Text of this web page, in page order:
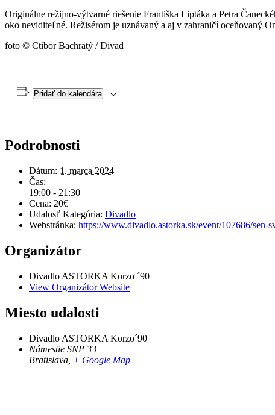
Originálne režijno-výtvarné riešenie Františka Liptáka a Petra
oko neviditeľné. Režisérom je uznávaný a aj v zahraničí oceňovaný
foto © Ctibor Bachratý / Divad
Pridať do kalendára
Podrobnosti
Dátum: 1. marca 2024
Čas:
19:00 - 21:30
Cena: 20€
Udalosť Kategória: Divadlo
Webstránka: https://www.divadlo.astorka.sk/event/107686/sen-
Organizátor
Divadlo ASTORKA Korzo ´90
View Organizátor Website
Miesto udalosti
Divadlo ASTORKA Korzo´90
Námestie SNP 33
Bratislava + Google Map